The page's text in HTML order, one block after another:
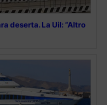
deserta. La Uil: “Altro